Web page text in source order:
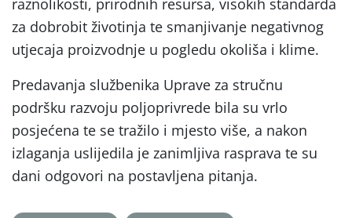
za dobrobit životinja te smanjivanje negativnog
utjecaja proizvodnje u pogledu okoliša i klime.
Predavanja službenika Uprave za stručnu
podršku razvoju poljoprivrede bila su vrlo
posjećena te se tražilo i mjesto više, a nakon
izlaganja uslijedila je zanimljiva rasprava te su
dani odgovori na postavljena pitanja.